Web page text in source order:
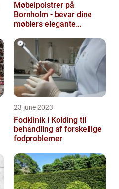
Møbelpolstrer på
Bornholm - bevar dine
møblers elegante
23 june 2023
Fodklinik i Kolding til
behandling af forskellige
fodproblemer